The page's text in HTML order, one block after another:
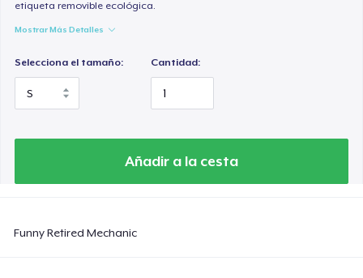
etiqueta removible ecológica.
Mostrar Más Detalles
Selecciona el tamaño: Cantidad:
Añadir a la cesta
Funny Retired Mechanic
21,99 US$
Tru Transfer Printed Unisex Premium Hoodie
52,99 US$